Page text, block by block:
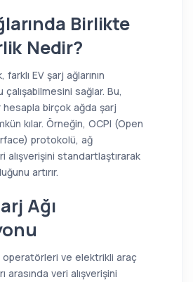
Birlikte
Nedir?
EV şarj ağlarının
sağlar. Bu,
birçok ağda şarj
kılar. Örneğin, OCPI (Open
protokolü, ağ
alışverişini standartlaştırarak
artırır.
Ağı
operatörleri ve elektrikli araç
arasında veri alışverişini